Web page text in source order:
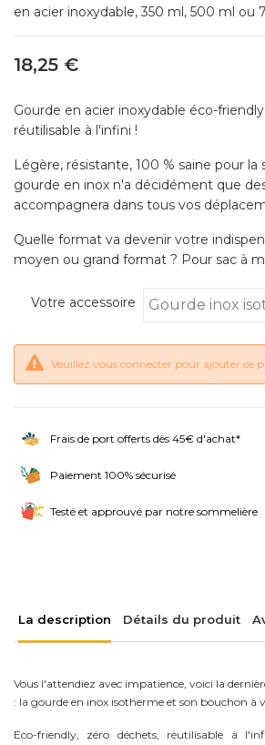
en acier inoxydable, 350 ml, 500 ml ou
18,25 €
Gourde en acier inoxydable éco-
réutilisable à l'infini !
Légère, résistante, 100 % saine pour la
gourde en inox n'a décidément que
accompagnera dans tous vos
Quelle format va devenir votre
moyen ou grand format ? Pour sac à
Votre accessoire
Veuillez vous connecter pour ajouter ce
Frais de port offerts dès 45€ d'achat*
Paiement 100% sécurisé
Testé et approuvé par notre sommelière
La description Détails du produit
Vous l'attendiez avec impatience, voici la
: la gourde en inox isotherme et son bouchon à
Eco-friendly, zéro déchets, réutilisable à